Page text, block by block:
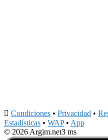
 Condiciones • Privacidad •
Estadísticas • WAP• App
© 2026 Argim.net3 ms